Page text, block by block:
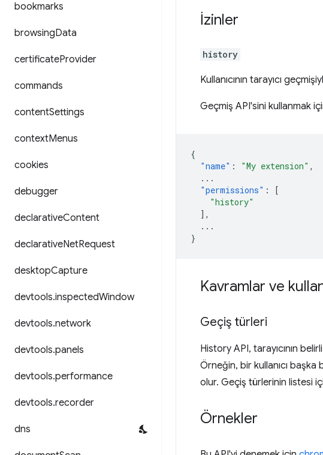
bookmarks
browsingData
certificateProvider
commands
contentSettings
contextMenus
cookies
debugger
declarativeContent
declarativeNetRequest
desktopCapture
devtools.inspectedWindow
devtools.network
devtools.panels
devtools.performance
devtools.recorder
dns
İzinler
history
Kullanıcının tarayıcı
Geçmiş API'sini kullanmak
{
"name" : "My extension" ,
...
"permissions" :
[
"history"
],
...
}
Kavramlar ve
Geçiş türleri
History API, tarayıcının
Örneğin, bir kullanıcı
olur. Geçiş türlerinin listesi
Örnekler